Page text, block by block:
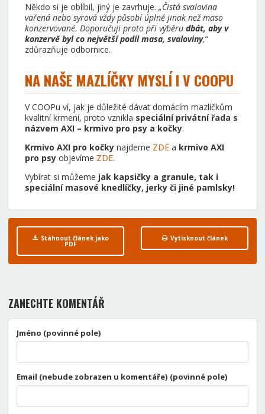
Někdo si je oblíbil, jiný je zavrhuje. „Čistá svalovina
vařená nebo syrová vždy působí úplně jinak než maso
konzervované. Doporučuji proto při výběru dbát, aby v
konzervě byl co největší podíl masa, svaloviny,“
zdůrazňuje odbornice.
NA NAŠE MAZLÍČKY MYSLÍ I V COOPU
V COOPu ví, jak je důležité dávat domácím mazlíčkům
kvalitní krmení, proto vznikla speciální privátní řada s
názvem AXI – krmivo pro psy a kočky.
Krmivo AXI pro kočky najdeme ZDE a krmivo AXI
pro psy objevíme ZDE.
Vybírat si můžeme jak kapsičky a granule, tak i
speciální masové knedlíčky, jerky či jiné pamlsky!
Stáhnout článek jako
PDF
Vytisknout článek
ZANECHTE KOMENTÁŘ
Jméno (povinné pole)
Email (nebude zobrazen u komentáře) (povinné pole)